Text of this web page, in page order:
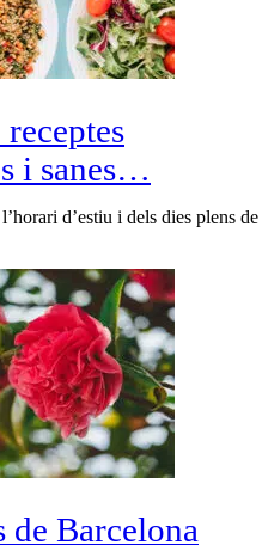
i sanes…
d’estiu i dels dies plens de
Barcelona